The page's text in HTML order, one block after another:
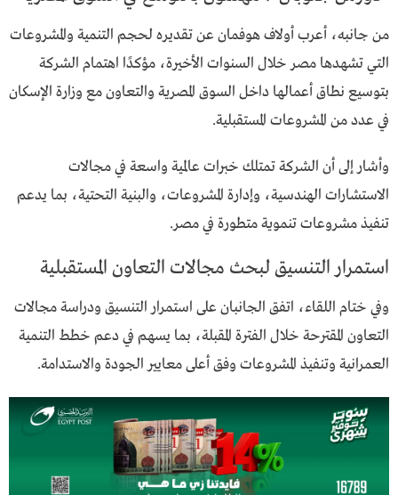
من جانبه، أعرب أولاف هوفمان عن تقديره لحجم التنمية والمشروعات
التي تشهدها مصر خلال السنوات الأخيرة، مؤكدًا اهتمام الشركة
بتوسيع نطاق أعمالها داخل السوق المصرية والتعاون مع وزارة الإسكان
في عدد من المشروعات المستقبلية.
وأشار إلى أن الشركة تمتلك خبرات عالمية واسعة في مجالات
الاستشارات الهندسية، وإدارة المشروعات، والبنية التحتية، بما يدعم
تنفيذ مشروعات تنموية متطورة في مصر.
استمرار التنسيق لبحث مجالات التعاون المستقبلية
وفي ختام اللقاء، اتفق الجانبان على استمرار التنسيق ودراسة مجالات
التعاون المقترحة خلال الفترة المقبلة، بما يسهم في دعم خطط التنمية
العمرانية وتنفيذ المشروعات وفق أعلى معايير الجودة والاستدامة.